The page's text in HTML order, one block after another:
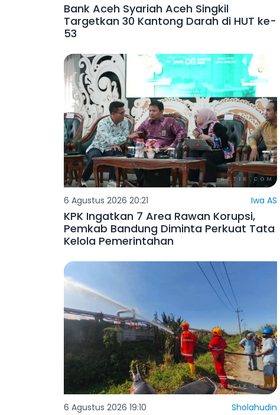
Bank Aceh Syariah Aceh Singkil
Targetkan 30 Kantong Darah di HUT ke-
53
6 Agustus 2026 20:21 Iwa AS
KPK Ingatkan 7 Area Rawan Korupsi,
Pemkab Bandung Diminta Perkuat Tata
Kelola Pemerintahan
6 Agustus 2026 19:10 Sholahudin